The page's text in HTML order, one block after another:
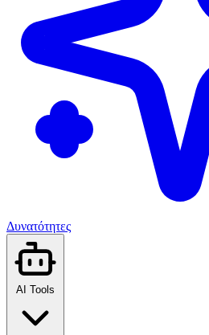
Δυνατότητες
AI Tools